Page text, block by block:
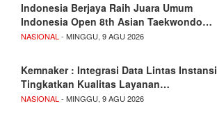
Indonesia Berjaya Raih Juara Umum
Indonesia Open 8th Asian Taekwondo…
NASIONAL- MINGGU, 9 AGU 2026
Kemnaker : Integrasi Data Lintas Instansi
Tingkatkan Kualitas Layanan…
NASIONAL- MINGGU, 9 AGU 2026